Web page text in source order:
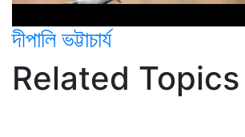
দীপালি ভট্টাচার্য
Related Topics